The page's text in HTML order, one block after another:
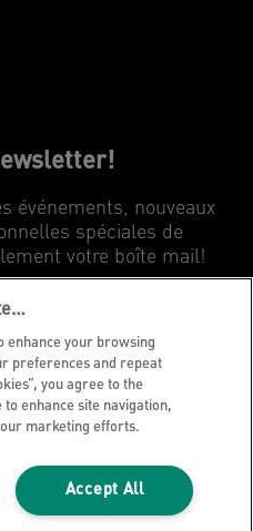
événements, nouveaux
spéciales de
votre boîte mail!
enhance your browsing
preferences and repeat
you agree to the
enhance site navigation,
marketing efforts.
Accept All